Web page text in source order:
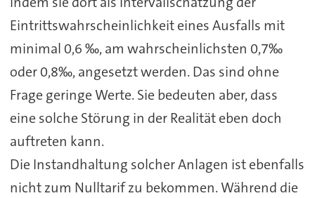
Eintrittswahrscheinlichkeit eines Ausfalls mit
minimal 0,6 ‰, am wahrscheinlichsten 0,7‰
oder 0,8‰, angesetzt werden. Das sind ohne
Frage geringe Werte. Sie bedeuten aber, dass
eine solche Störung in der Realität eben doch
auftreten kann.
Die Instandhaltung solcher Anlagen ist ebenfalls
nicht zum Nulltarif zu bekommen. Während die